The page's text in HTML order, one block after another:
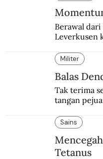
Berawal
Leverkusen
“Neverkusen”.
Militer
Balas
Tak terima
tangan
pembalasan.
Sains
Tetanus